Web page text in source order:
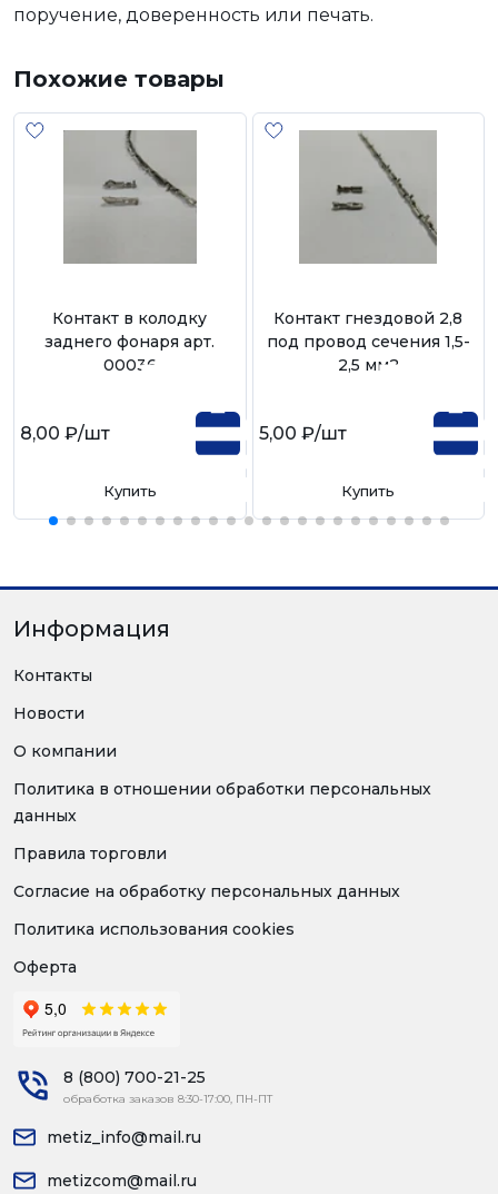
поручение, доверенность или печать.
Похожие товары
Контакт в колодку
заднего фонаря арт.
00036
8,00 ₽/шт
Купить
Контакт гнездовой 2,8
под провод сечения 1,5-
2,5 мм2
5,00 ₽/шт
Купить
Информация
Контакты
Новости
О компании
Политика в отношении обработки персональных
данных
Правила торговли
Согласие на обработку персональных данных
Политика использования cookies
Оферта
8 (800) 700-21-25
обработка заказов 8:30-17:00, ПН-ПТ
metiz_info@mail.ru
metizcom@mail.ru